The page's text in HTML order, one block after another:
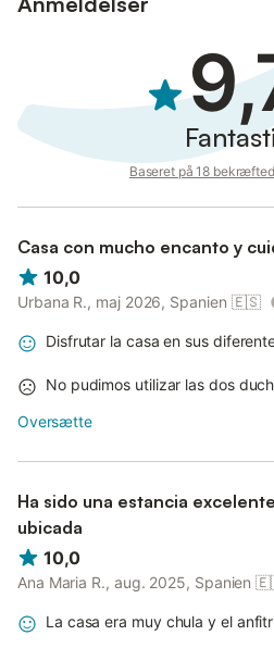
Baseret på 18
Casa con mucho encanto y
10,0
Urbana R., maj 2026, Spanien 🇪🇸
Disfrutar la casa en sus
No pudimos utilizar las dos
Oversætte
Ha sido una estancia
ubicada
10,0
Ana Maria R., aug. 2025, Spanien
La casa era muy chula y el